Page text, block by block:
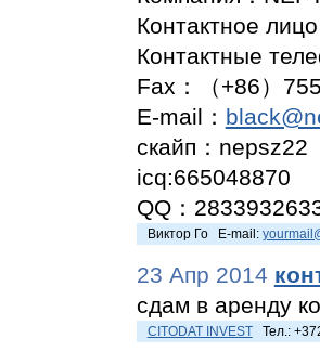
Контактное
Контактные
Fax：（+86）
E-mail：
скайп：nepsz22
icq:665048870
QQ：
Виктор Го E-mail:
23 Апр 2014
сдам в аренду
CITODAT INVESTТел.: